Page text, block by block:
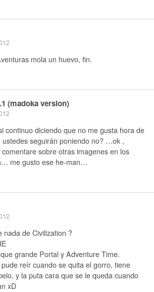
mola un huevo, fin.
(madoka version)
continuo diciendo que no me gusta hora de
ustedes seguirán poniendo no? …ok ,
sobre otras imagenes en los
me gusto ese he-man…
nada de Civilization ?
grande Portal y Adventure Time.
reír cuando se quita el gorro, tiene
y la puta cara que se le queda cuando
xD